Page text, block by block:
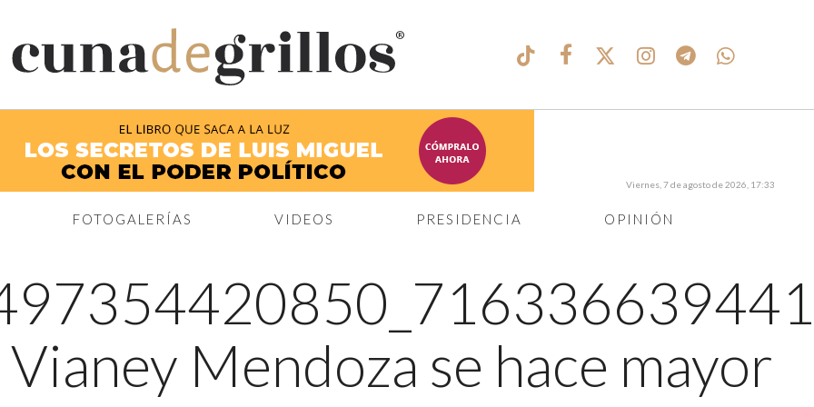
®
FOTOGALERÍAS VIDEOS PRESIDENCIA OPINIÓN
Viernes, 7 de agosto de 2026, 17:33
Mendoza se hace mayor